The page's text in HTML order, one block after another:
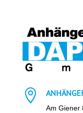

Am Giener